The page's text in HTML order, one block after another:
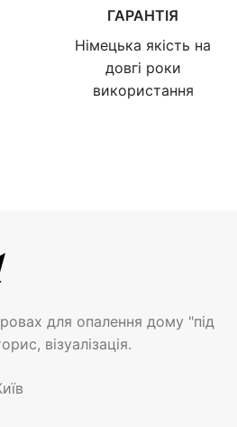
ГАРАНТІЯ
Німецька якість на
довгі роки
використання
для опалення дому "під
візуалізація.